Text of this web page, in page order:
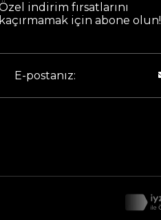
indirim fırsatlarını
kaçırmamak için abone olun!